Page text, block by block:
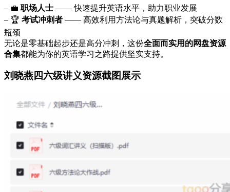
– 💼 职场人士 —— 快速提升英语水平，助力职业发展
– 🏆 考试冲刺者 —— 高效利用方法论与真题解析，突破分数
瓶颈
无论是零基础起步还是高分冲刺，这份全面而实用的网盘资源
合集都能为你的英语学习之路提供坚实支持。
刘晓燕四六级讲义资源截图展示